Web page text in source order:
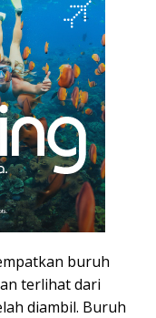
buruh
terlihat dari
diambil. Buruh